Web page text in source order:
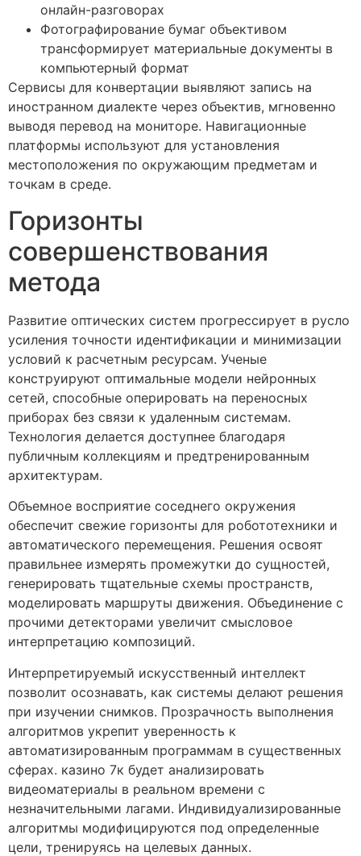
онлайн-разговорах
Фотографирование бумаг объективом
трансформирует материальные документы в
компьютерный формат
Сервисы для конвертации выявляют запись на
иностранном диалекте через объектив, мгновенно
выводя перевод на мониторе. Навигационные
платформы используют для установления
местоположения по окружающим предметам и
точкам в среде.
Горизонты
совершенствования
метода
Развитие оптических систем прогрессирует в русло
усиления точности идентификации и минимизации
условий к расчетным ресурсам. Ученые
конструируют оптимальные модели нейронных
сетей, способные оперировать на переносных
приборах без связи к удаленным системам.
Технология делается доступнее благодаря
публичным коллекциям и предтренированным
архитектурам.
Объемное восприятие соседнего окружения
обеспечит свежие горизонты для робототехники и
автоматического перемещения. Решения освоят
правильнее измерять промежутки до сущностей,
генерировать тщательные схемы пространств,
моделировать маршруты движения. Объединение с
прочими детекторами увеличит смысловое
интерпретацию композиций.
Интерпретируемый искусственный интеллект
позволит осознавать, как системы делают решения
при изучении снимков. Прозрачность выполнения
алгоритмов укрепит уверенность к
автоматизированным программам в существенных
сферах. казино 7к будет анализировать
видеоматериалы в реальном времени с
незначительными лагами. Индивидуализированные
алгоритмы модифицируются под определенные
цели, тренируясь на целевых данных.